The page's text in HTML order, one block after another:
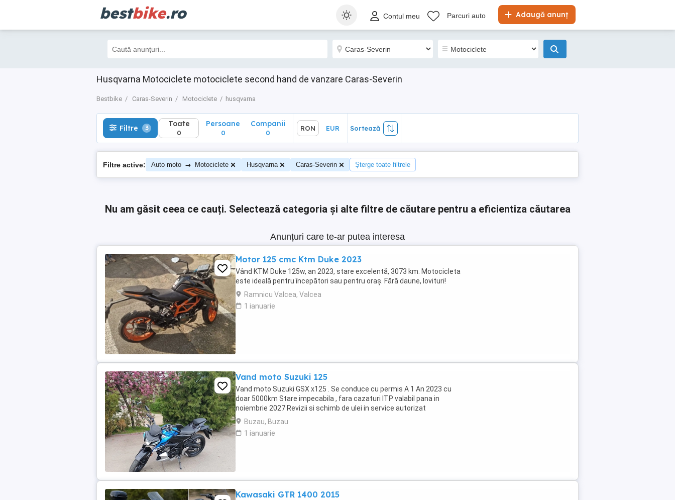
bestbike.ro Adaugă anunț
Contul meu Parcuri auto
Husqvarna Motociclete motociclete second hand de vanzare Caras-Severin
Bestbike Caras-Severin Motociclete husqvarna
Filtre 3 Toate
0
Sortează
Filtre 3 Toate
0
Persoane
0
Companii
0
RON EUR Sortează
Filtre active: Auto moto → Motociclete Husqvarna Caras-Severin Șterge toate filtrele
Nu am găsit ceea ce cauți. Selectează categoria și alte filtre de căutare pentru a eficientiza căutarea
Anunțuri care te-ar putea interesa
Motor 125 cmc Ktm Duke 2023
Vând KTM Duke 125w, an 2023, stare excelentă, 3073 km. Motocicleta
este ideală pentru începători sau pentru oraș. Fără daune, lovituri!
Ramnicu Valcea, Valcea
1 ianuarie
Vand moto Suzuki 125
Vand moto Suzuki GSX x125 . Se conduce cu permis A 1 An 2023 cu
doar 5000km Stare impecabila , fara cazaturi ITP valabil pana in
noiembrie 2027 Revizii si schimb de ulei in service autorizat
Buzau, Buzau
1 ianuarie
Kawasaki GTR 1400 2015